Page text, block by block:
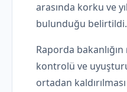
arasında korku ve
bulunduğu belirtildi.
Raporda
kontrolü ve
ortadan